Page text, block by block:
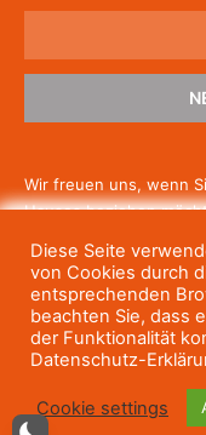
Wir freuen uns, wenn
Hauses beziehen
um die Newsletter-
Gratis-News
Siesich jederzeit
Diese Seite
von Cookies durch
entsprechenden
beachten Sie, dass
der Funktionalität
Datenschutz-
Cookie settings